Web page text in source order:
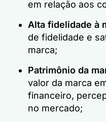
em relação aos
Alta fidelidade à
de fidelidade e
marca;
Patrimônio da
valor da marca
financeiro,
no mercado;